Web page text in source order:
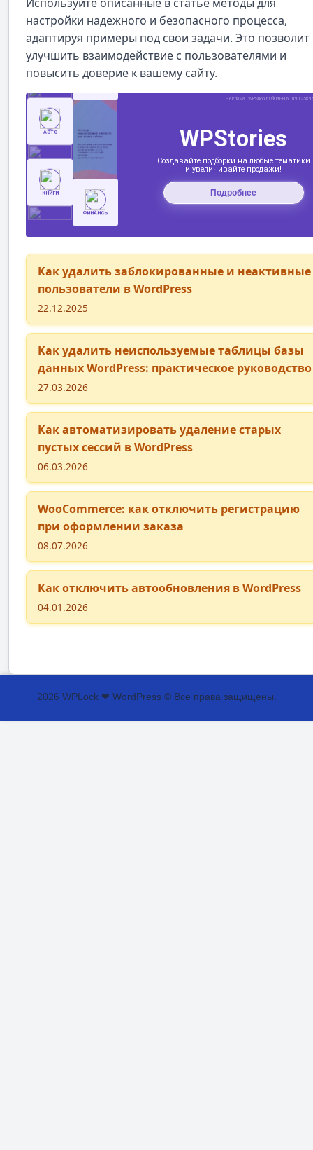
настройки надежного и безопасного процесса,
адаптируя примеры под свои задачи. Это позволит
улучшить взаимодействие с пользователями и
повысить доверие к вашему сайту.
Как удалить заблокированные и неактивные
пользователи в WordPress
22.12.2025
Как удалить неиспользуемые таблицы базы
данных WordPress: практическое руководство
27.03.2026
Как автоматизировать удаление старых
пустых сессий в WordPress
06.03.2026
WooCommerce: как отключить регистрацию
при оформлении заказа
08.07.2026
Как отключить автообновления в WordPress
04.01.2026
2026 WPLock ❤ WordPress © Все права защищены.